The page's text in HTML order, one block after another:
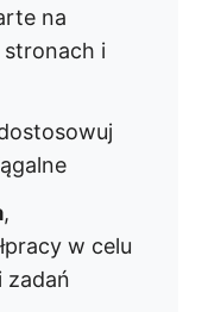
na
i
,
w celu
zadań